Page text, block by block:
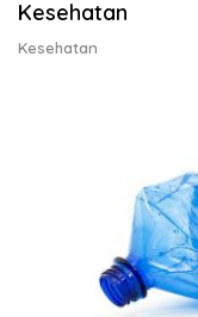
Kesehatan
Kesehatan